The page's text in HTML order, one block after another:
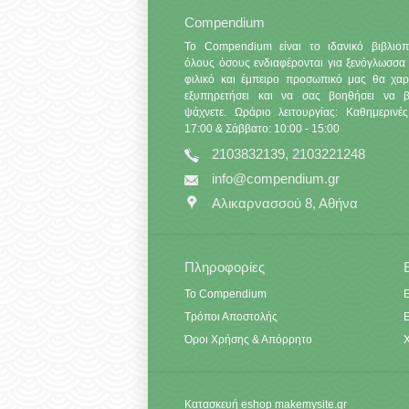
Compendium
Το Compendium είναι το ιδανικό
όλους όσους ενδιαφέρονται για ξενόγλωσσα
φιλικό και έμπειρο προσωπικό μας θα
εξυπηρετήσει και να σας βοηθήσει να
ψάχνετε. Ωράριο λειτουργίας:
17:00 & Σάββατο: 10:00 - 15:00
2103832139, 2103221248
info@compendium.gr
Αλικαρνασσού 8, Αθήνα
Πληροφορίες
Το Compendium
Τρόποι Αποστολής
Όροι Χρήσης & Απόρρητο
Κατασκευή eshop makemysite.gr